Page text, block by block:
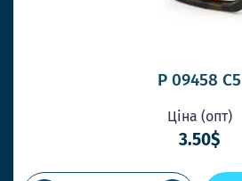
P 09458 C5
Ціна (опт)
3.50$